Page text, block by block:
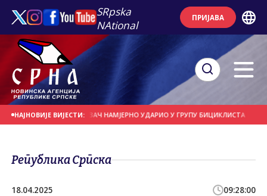
SRpska
NAtional
ПРИЈАВА
НАЈНОВИЈЕ ВИЈЕСТИ:
ДАН ВОЗАЧ НАМЈЕРНО УДАРИО У ГРУПУ БИЦИКЛИСТА
Република Српска
18.04.2025 09:28:00